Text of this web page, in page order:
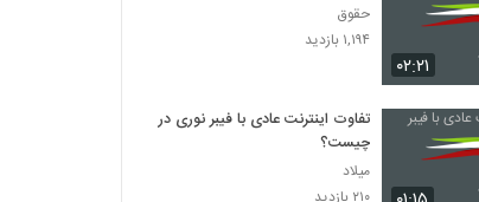
۰۲:۲۱
حقوق
۱,۱۹۴ بازدید
تفاوت اینترنت عادی با فیبر نوری در
چیست؟
میلاد
۲۱۰ بازدید